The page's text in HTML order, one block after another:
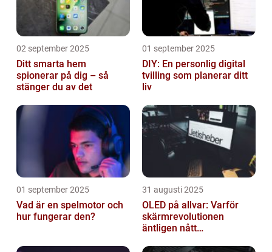
02 september 2025
Ditt smarta hem
spionerar på dig – så
stänger du av det
01 september 2025
DIY: En personlig digital
tvilling som planerar ditt
liv
01 september 2025
Vad är en spelmotor och
hur fungerar den?
31 augusti 2025
OLED på allvar: Varför
skärmrevolutionen
äntligen nått